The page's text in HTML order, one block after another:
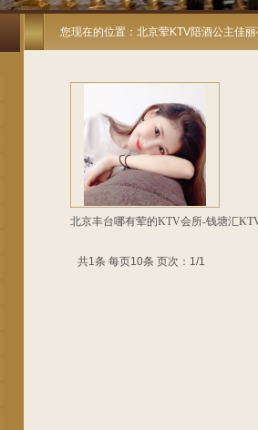
北京丰台哪有荤的KTV会所-钱塘汇
共1条 每页10条 页次：1/1
您现在的位置： 北京荤KTV陪酒公主佳